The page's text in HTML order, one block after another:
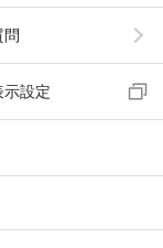
示設定